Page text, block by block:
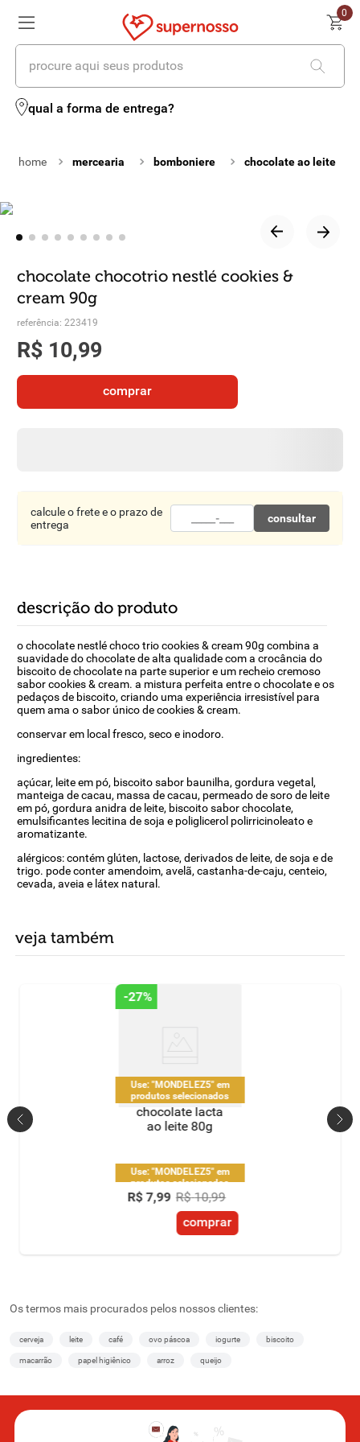
0
procure aqui seus produtos
qual a forma de entrega?
mercearia bomboniere chocolate ao leite
chocolate chocotrio nestlé cookies &
cream 90g
referência: 223419
R$ 10,99
comprar
calcule o frete e o prazo de
entrega
consultar
descrição do produto
o chocolate nestlé choco trio cookies & cream 90g combina a
suavidade do chocolate de alta qualidade com a crocância do
biscoito de chocolate na parte superior e um recheio cremoso
sabor cookies & cream. a mistura perfeita entre o chocolate e os
pedaços de biscoito, criando uma experiência irresistível para
quem ama o sabor único de cookies & cream.
conservar em local fresco, seco e inodoro.
ingredientes:
açúcar, leite em pó, biscoito sabor baunilha, gordura vegetal,
manteiga de cacau, massa de cacau, permeado de soro de leite
em pó, gordura anidra de leite, biscoito sabor chocolate,
emulsificantes lecitina de soja e poliglicerol polirricinoleato e
aromatizante.
alérgicos: contém glúten, lactose, derivados de leite, de soja e de
trigo. pode conter amendoim, avelã, castanha-de-caju, centeio,
cevada, aveia e látex natural.
veja também
-27%
Use: "MONDELEZ5" em
produtos selecionados
chocolate lacta
ao leite 80g
Use: "MONDELEZ5" em
produtos selecionados
R$ 7,99 R$ 10,99
comprar
Os termos mais procurados pelos nossos clientes:
cerveja leite café ovo páscoa iogurte biscoito
macarrão papel higiênico arroz queijo
termos mais buscados
2º leite
º iogurte
queijo
6º vinhos
7
9º macarrão